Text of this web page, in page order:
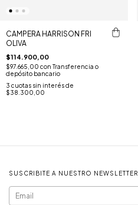
CAMPERA HARRISON FRI
OLIVA
$114.900,00
$97.665,00 con Transferencia o
depósito bancario
3 cuotas sin interés de
$38.300,00
SUSCRIBITE A NUESTRO NEWSLETTER